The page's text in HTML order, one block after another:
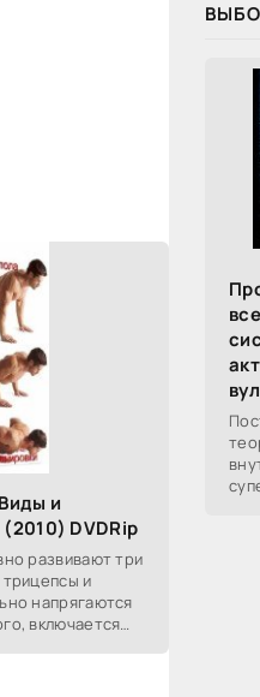
и
DVDRip
развивают три
и
напрягаются
включается